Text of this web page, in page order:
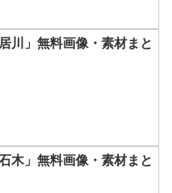
川」無料画像・素材まと
木」無料画像・素材まと